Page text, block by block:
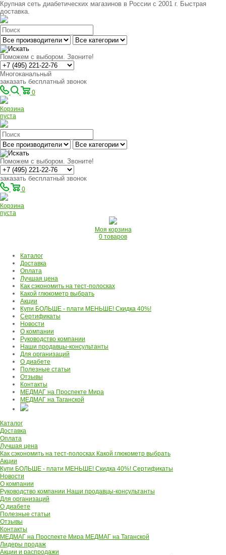
Крупная сеть диабетических магазинов в России с 2001 г. Быстрая
доставка.
Поможем с выбором. Звоните!
Многоканальный
заказать бесплатный звонок
0
Корзина
пуста
Поможем с выбором. Звоните!
заказать бесплатный звонок
0
Корзина
пуста
Моя корзина
0 товаров
Каталог
Доставка
Оплата
Лучшая цена
Как сэкономить на тест-полосках
Какой глюкометр выбрать
Акции
Купи БОЛЬШЕ - плати МЕНЬШЕ! Скидка 40%!
Сертификаты
Новости
О компании
Руководство компании
Наши продавцы-консультанты
Для организаций
О диабете
Полезные статьи
Отзывы
Контакты
МЕДМАГ на Проспекте Мира
МЕДМАГ на Таганской
Каталог
Доставка
Оплата
Лучшая цена
Как сэкономить на тест-полосках Какой глюкометр выбрать
Акции
Купи БОЛЬШЕ - плати МЕНЬШЕ! Скидка 40%! Сертификаты
Новости
О компании
Руководство компании Наши продавцы-консультанты
Для организаций
О диабете
Полезные статьи
Отзывы
Контакты
МЕДМАГ на Проспекте Мира МЕДМАГ на Таганской
Лидеры продаж
Акции и распродажи